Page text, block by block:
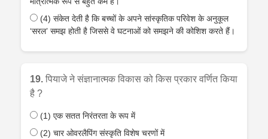
(4) संकेत देती है कि बच्चों के अपने सांस्कृतिक परिवेश के अनुकूल
‘सरल’ समझ होती है जिससे वे घटनाओं को समझने की कोशिश करते हैं।
19. पियाजे ने संज्ञानात्मक विकास को किस प्रकार वर्णित किया
है ?
(1) एक सतत निरंतरता के रूप में
(2) चार ओवरलैपिंग संस्कृति विशेष चरणों में